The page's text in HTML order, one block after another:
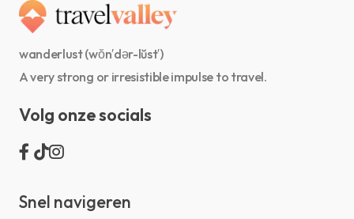
wanderlust (wŏn′dər-lŭst′)
A very strong or irresistible impulse to travel.
Volg onze socials
Snel navigeren